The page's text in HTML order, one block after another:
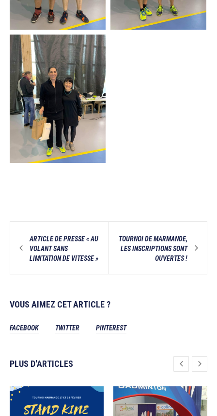
ARTICLE DE PRESSE « AU
VOLANT SANS
LIMITATION DE VITESSE »
TOURNOI DE MARMANDE,
LES INSCRIPTIONS SONT
OUVERTES !
VOUS AIMEZ CET ARTICLE ?
FACEBOOK TWITTER PINTEREST
PLUS D'ARTICLES